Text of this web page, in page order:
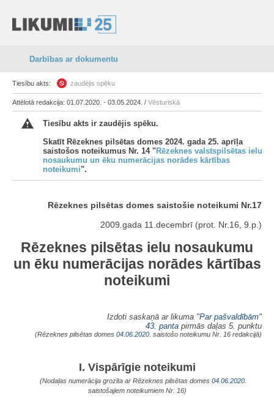
Darbības ar dokumentu
Tiesību akts: zaudējis spēku
Attēlotā redakcija: 01.07.2020. - 03.05.2024. / Vēsturiskā
Tiesību akts ir zaudējis spēku.
Skatīt Rēzeknes pilsētas domes 2024. gada 25. aprīļa
saistošos noteikumus Nr. 14 "Rēzeknes valstspilsētas ielu
nosaukumu un ēku numerācijas norādes kārtības
noteikumi".
Rēzeknes pilsētas domes saistošie noteikumi Nr.17
2009.gada 11.decembrī (prot. Nr.16, 9.p.)
Rēzeknes pilsētas ielu nosaukumu
un ēku numerācijas norādes kārtības
noteikumi
Izdoti saskaņā ar likuma "Par pašvaldībām"
43. panta pirmās daļas 5. punktu
(Rēzeknes pilsētas domes 04.06.2020. saistošo noteikumu Nr. 16 redakcijā)
I. Vispārīgie noteikumi
(Nodaļas numerācija grozīta ar Rēzeknes pilsētas domes 04.06.2020.
saistošajiem noteikumiem Nr. 16)